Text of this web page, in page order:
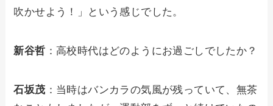
吹かせよう！」という感じでした。
新谷哲 ：高校時代はどのようにお過ごしでしたか？
石坂茂 ：当時はバンカラの気風が残っていて、無茶